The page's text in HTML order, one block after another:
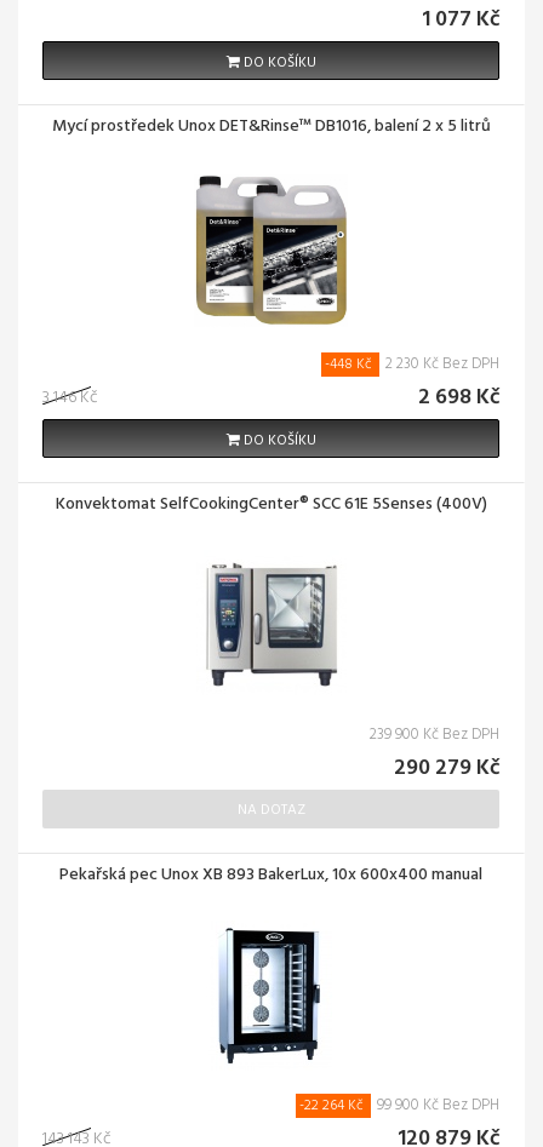
1 077 Kč
DO KOŠÍKU
Mycí prostředek Unox DET&Rinse™ DB1016, balení 2 x 5 litrů
3 146 Kč
-448 Kč 2 230 Kč Bez DPH
2 698 Kč
DO KOŠÍKU
Konvektomat SelfCookingCenter® SCC 61E 5Senses (400V)
239 900 Kč Bez DPH
290 279 Kč
NA DOTAZ
Pekařská pec Unox XB 893 BakerLux, 10x 600x400 manual
143 143 Kč
-22 264 Kč 99 900 Kč Bez DPH
120 879 Kč